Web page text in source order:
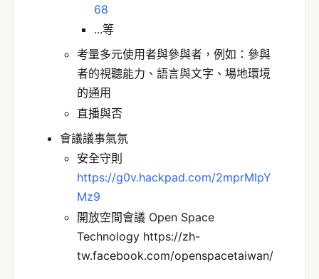
68
...等
考量多元使用者與參與者，例如：參與
者的視聽能力、語言與文字、場地環境
的通用
直播與否
會議議事氣氛
安全守則
https://g0v.hackpad.com/2mprMIpY
Mz9
開放空間會議 Open Space
Technology https://zh-
tw.facebook.com/openspacetaiwan/